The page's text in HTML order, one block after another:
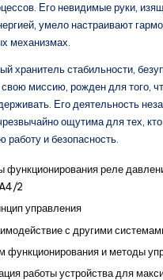
Его невидимые руки,
умело настраивают
механизмах.
хранитель стабильности,
миссию, рожден для того,
Его деятельность
ощутима для тех,
работу и безопасность.
функционирования реле
2
управления
с другими
функционирования и методы
работы устройства для